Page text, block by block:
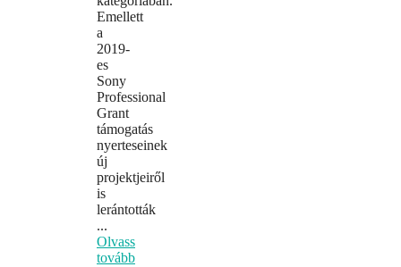
Emellett
a
2019-
es
Sony
Professional
Grant
támogatás
nyerteseinek
új
projektjeiről
is
lerántották
...
Olvass
tovább